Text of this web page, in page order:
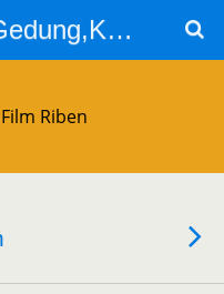
Jual Kaca Film Gedung,Kaca Film 3m
Riben